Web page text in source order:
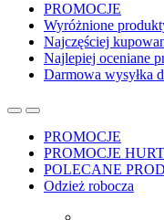
PROMOCJE
Wyróżnione
Najczęściej
Najlepiej oceniane
Darmowa wysyłka
PROMOCJE
PROMOCJE
POLECANE
Odzież robocza